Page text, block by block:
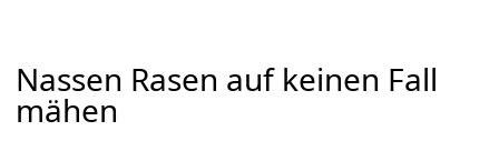
Nassen Rasen auf keinen Fall
mähen